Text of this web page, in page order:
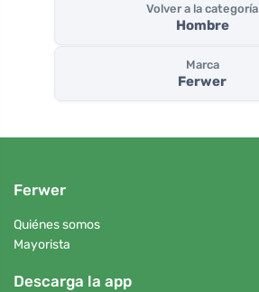
Volver a la categoría
Hombre
Marca
Ferwer
Ferwer
Quiénes somos
Mayorista
Descarga la app